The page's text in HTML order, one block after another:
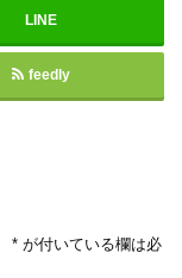
LINE
feedly
* が付いている欄は必